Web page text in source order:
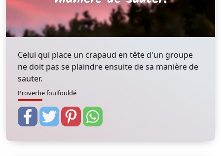
Celui qui place un crapaud en tête d'un groupe
ne doit pas se plaindre ensuite de sa manière de
sauter.
Proverbe foulfouldé